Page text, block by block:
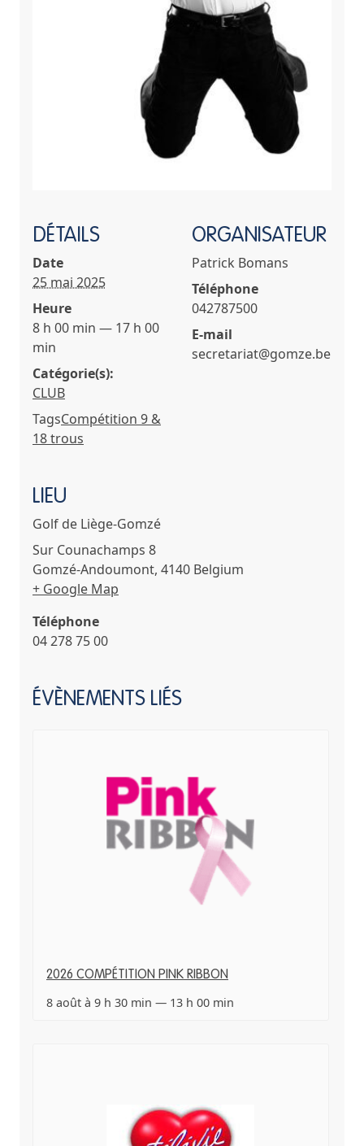
DÉTAILS
Date
25 mai 2025
Heure
8 h 00 min — 17 h 00
min
Catégorie(s):
CLUB
TagsCompétition 9 &
18 trous
ORGANISATEUR
Patrick Bomans
Téléphone
042787500
E-mail
secretariat@gomze.be
LIEU
Golf de Liège-Gomzé
Sur Counachamps 8
Gomzé-Andoumont, 4140 Belgium
+ Google Map
Téléphone
04 278 75 00
ÉVÈNEMENTS LIÉS
2026 COMPÉTITION PINK RIBBON
8 août à 9 h 30 min — 13 h 00 min